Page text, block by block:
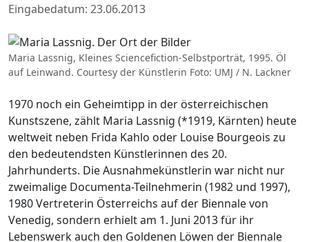
Eingabedatum: 23.06.2013
Maria Lassnig, Kleines Sciencefiction-Selbstporträt, 1995. Öl
auf Leinwand. Courtesy der Künstlerin Foto: UMJ / N. Lackner
1970 noch ein Geheimtipp in der österreichischen
Kunstszene, zählt Maria Lassnig (*1919, Kärnten) heute
weltweit neben Frida Kahlo oder Louise Bourgeois zu
den bedeutendsten Künstlerinnen des 20.
Jahrhunderts. Die Ausnahmekünstlerin war nicht nur
zweimalige Documenta-Teilnehmerin (1982 und 1997),
1980 Vertreterin Österreichs auf der Biennale von
Venedig, sondern erhielt am 1. Juni 2013 für ihr
Lebenswerk auch den Goldenen Löwen der Biennale